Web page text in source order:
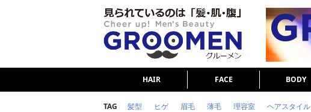
HAIR FACE BODY
TAG 髪型 ヒゲ 眉毛 薄毛 理容室 ヘアスタイル